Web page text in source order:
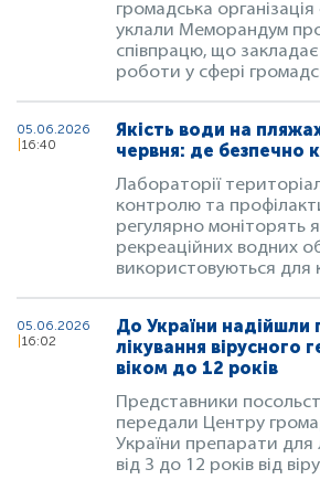
громадська
уклали Меморандум
співпрацю, що закладає
роботи у сфері
05.06.2026
16:40
Якість води на
червня: де безпечно
Лабораторії
контролю та
регулярно моніторять
рекреаційних водних
використовуються для
05.06.2026
16:02
До України надійшли
лікування вірусного
віком до 12 років
Представники
передали Центру
України препарати для
від 3 до 12 років від